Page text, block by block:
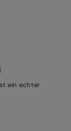
ein echter